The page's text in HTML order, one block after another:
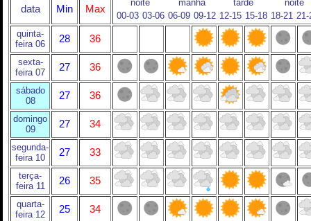
data Min Max
noite manhã tarde
noite
00-03 03-06 06-09 09-12 12-15 15-18 18-21 21-
quinta-
feira 06
28 36
sexta-
feira 07
27 36
sábado
08
27 36
domingo
09
27 34
segunda-
feira 10
27 33
terça-
feira 11
26 35
quarta-
feira 12
25 34